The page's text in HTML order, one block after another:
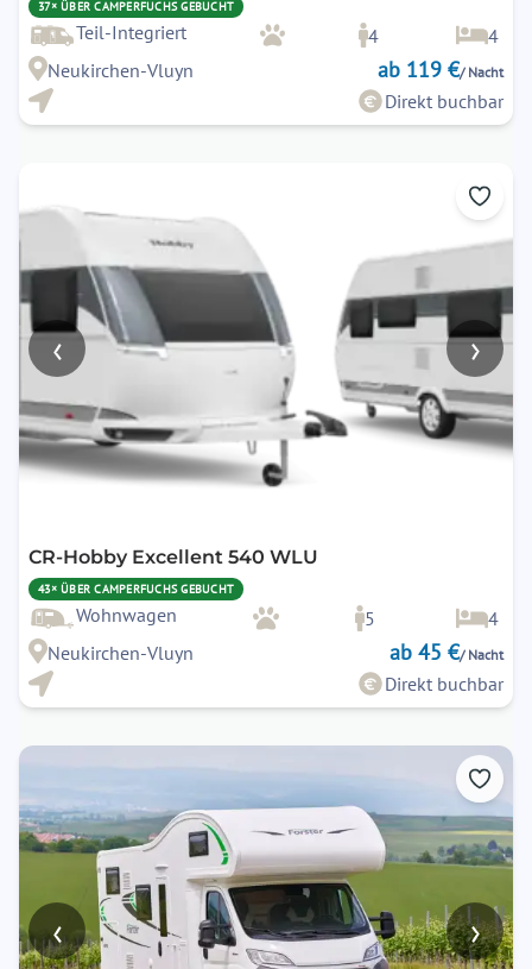
37× ÜBER CAMPERFUCHS GEBUCHT
Teil-Integriert 4
4
Neukirchen-Vluyn
ab 119 €/ Nacht
Direkt buchbar
‹ ›
CR-Hobby Excellent 540 WLU
43× ÜBER CAMPERFUCHS GEBUCHT
Wohnwagen 5
4
Neukirchen-Vluyn
ab 45 €/ Nacht
Direkt buchbar
‹ ›